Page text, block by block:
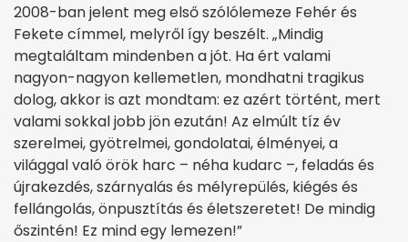
2008-ban jelent meg első szólólemeze Fehér és
Fekete címmel, melyről így beszélt. „Mindig
megtaláltam mindenben a jót. Ha ért valami
nagyon-nagyon kellemetlen, mondhatni tragikus
dolog, akkor is azt mondtam: ez azért történt, mert
valami sokkal jobb jön ezután! Az elmúlt tíz év
szerelmei, gyötrelmei, gondolatai, élményei, a
világgal való örök harc – néha kudarc –, feladás és
újrakezdés, szárnyalás és mélyrepülés, kiégés és
fellángolás, önpusztítás és életszeretet! De mindig
őszintén! Ez mind egy lemezen!”